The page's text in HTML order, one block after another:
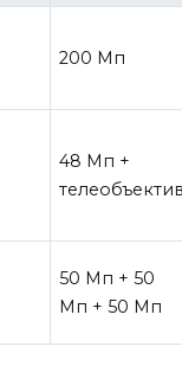
200 Мп
48 Мп +
50 Мп + 50
Мп + 50 Мп